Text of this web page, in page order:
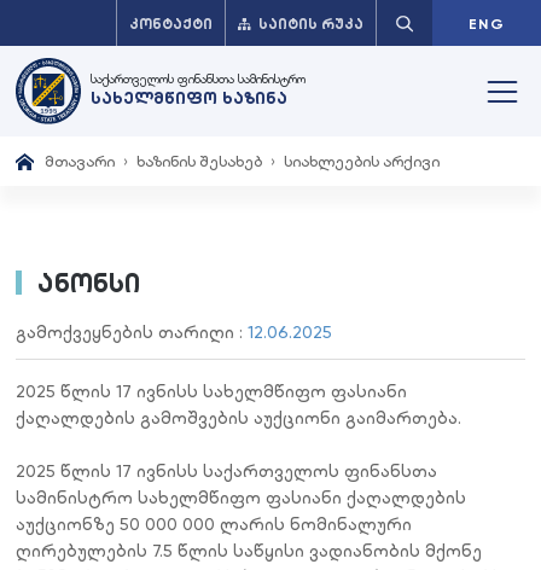
ᲙᲝᲜᲢᲐᲥᲢᲘ ᲡᲐᲘᲢᲘᲡ ᲠᲣᲙᲐ ENG
საქართველოს ფინანსთა სამინისტრო
სახელმწიფო ხაზინა
მთავარი ხაზინის შესახებ სიახლეების არქივი
ანონსი
გამოქვეყნების თარიღი :12.06.2025
2025 წლის 17 ივნისს სახელმწიფო ფასიანი
ქაღალდების გამოშვების აუქციონი გაიმართება.
2025 წლის 17 ივნისს საქართველოს ფინანსთა
სამინისტრო სახელმწიფო ფასიანი ქაღალდების
აუქციონზე 50 000 000 ლარის ნომინალური
ღირებულების 7.5 წლის საწყისი ვადიანობის მქონე